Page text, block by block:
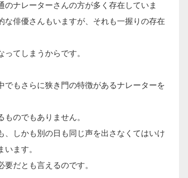
ナレーターさんの方が多く存在していま
俳優さんもいますが、それも一握りの存在
てしまうからです。
もさらに狭き門の特徴があるナレーターを
のでもありません。
しかも別の日も同じ声を出さなくてはいけ
ます。
要だとも言えるのです。